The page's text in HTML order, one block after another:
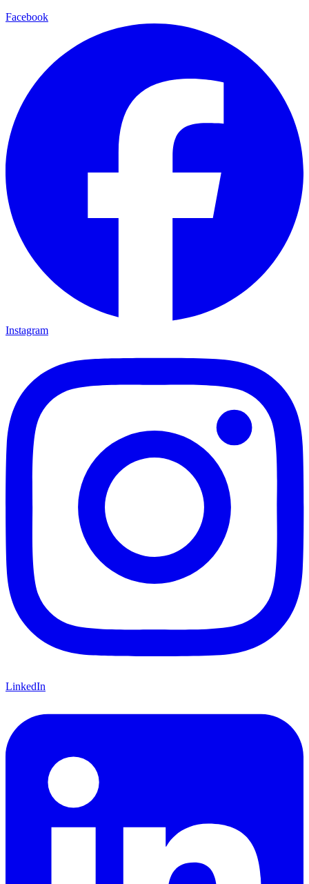
Facebook
Instagram
LinkedIn